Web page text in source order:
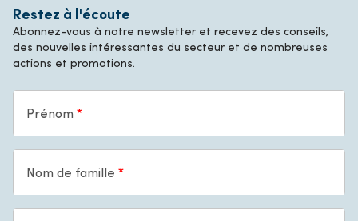
Restez à l'écoute
Abonnez-vous à notre newsletter et recevez des conseils,
des nouvelles intéressantes du secteur et de nombreuses
actions et promotions.
Prénom
Nom de famille